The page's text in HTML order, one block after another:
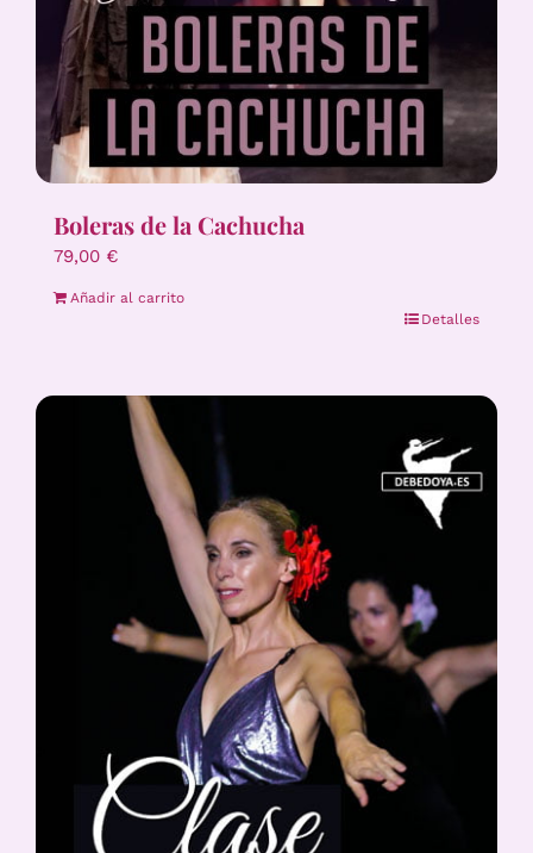
Boleras de la Cachucha
79,00 €
Añadir al carrito
Detalles